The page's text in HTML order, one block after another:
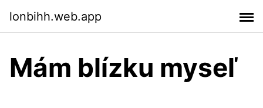
lonbihh.web.app
Mám blízku myseľ